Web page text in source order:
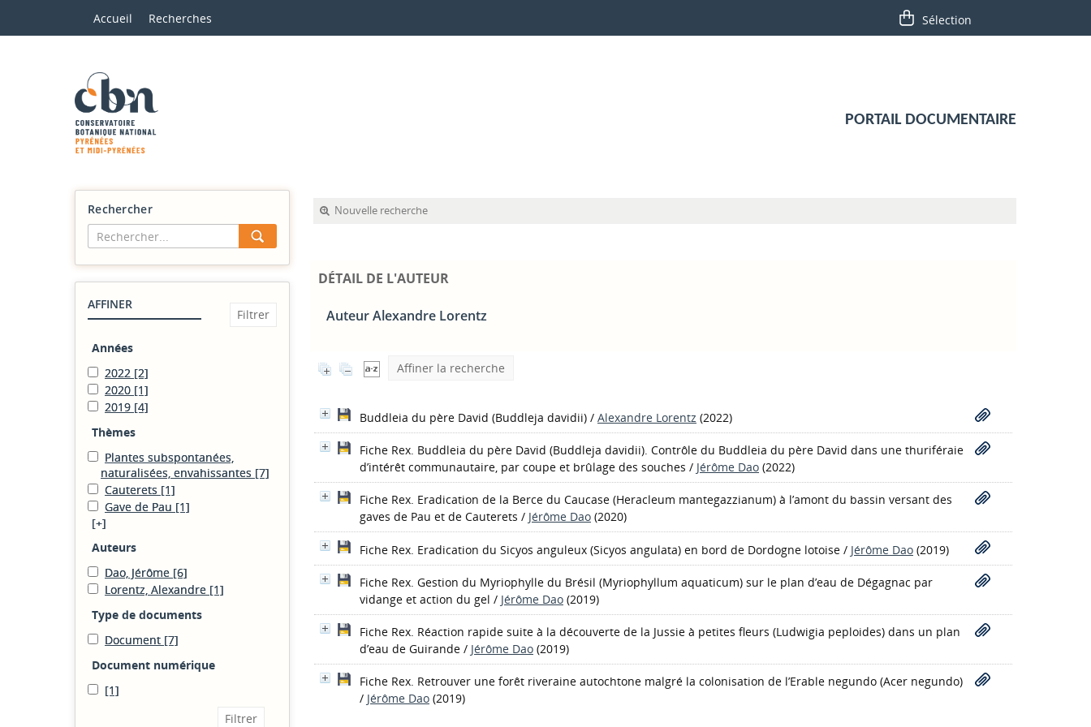
Accueil Recherches
PORTAIL DOCUMENTAIRE
Rechercher
AFFINER
Années
2022 [2]
2020 [1]
2019 [4]
Thèmes
Plantes subspontanées,
naturalisées, envahissantes [7]
Cauterets [1]
Gave de Pau [1]
[+]
Auteurs
Dao, Jérôme [6]
Lorentz, Alexandre [1]
Type de documents
Document [7]
Document numérique
[1]
Nouvelle recherche
DÉTAIL DE L'AUTEUR
Auteur Alexandre Lorentz
Affiner la recherche
Buddleia du père David (Buddleja davidii) / Alexandre Lorentz (2022)
Fiche Rex. Buddleia du père David (Buddleja davidii). Contrôle du Buddleia du père David dans une thuriféraie
d’intérêt communautaire, par coupe et brûlage des souches / Jérôme Dao (2022)
Fiche Rex. Eradication de la Berce du Caucase (Heracleum mantegazzianum) à l’amont du bassin versant des
gaves de Pau et de Cauterets / Jérôme Dao (2020)
Fiche Rex. Eradication du Sicyos anguleux (Sicyos angulata) en bord de Dordogne lotoise / Jérôme Dao (2019)
Fiche Rex. Gestion du Myriophylle du Brésil (Myriophyllum aquaticum) sur le plan d’eau de Dégagnac par
vidange et action du gel / Jérôme Dao (2019)
Fiche Rex. Réaction rapide suite à la découverte de la Jussie à petites fleurs (Ludwigia peploides) dans un plan
d’eau de Guirande / Jérôme Dao (2019)
Fiche Rex. Retrouver une forêt riveraine autochtone malgré la colonisation de l’Erable negundo (Acer negundo)
/ Jérôme Dao (2019)